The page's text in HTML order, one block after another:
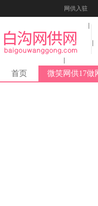
网供入驻
活动报名
首页 微笑网供17做